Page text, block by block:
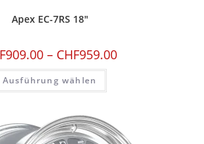
Apex EC-7RS 18″
909.00– CHF959.00
Ausführung wählen